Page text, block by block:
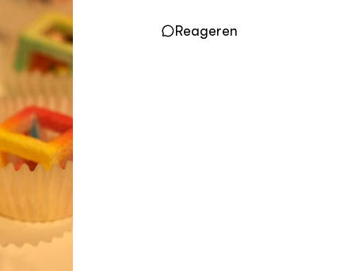
Wiki Groen Kennisnet
GROEN KENNISNET
Over ons
ENGLISH
Search the Knowledge base
Reageren